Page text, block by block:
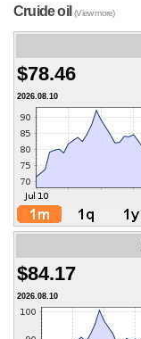
Cruide oil(View more)
$78.46
2026.08.10
$84.17
2026.08.10